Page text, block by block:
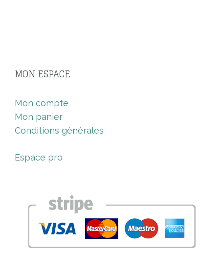
MON ESPACE
Mon compte
Mon panier
Conditions générales
Espace pro